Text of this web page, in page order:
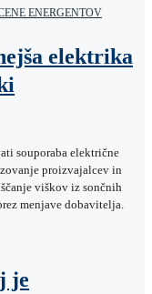
ENERGENTOV
elektrika
souporaba električne
proizvajalcev in
viškov iz sončnih
menjave dobavitelja.
je